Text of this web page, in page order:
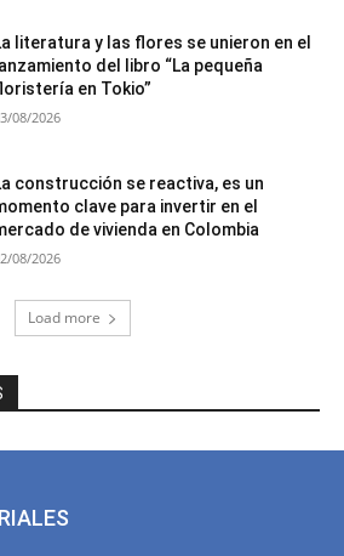
literatura y las flores se unieron en el
lanzamiento del libro “La pequeña
en Tokio”
08/2026
construcción se reactiva, es un
clave para invertir en el
de vivienda en Colombia
08/2026
Load more